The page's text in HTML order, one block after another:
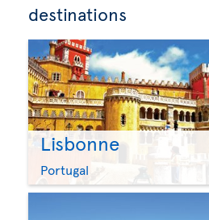
destinations
Lisbonne
Portugal